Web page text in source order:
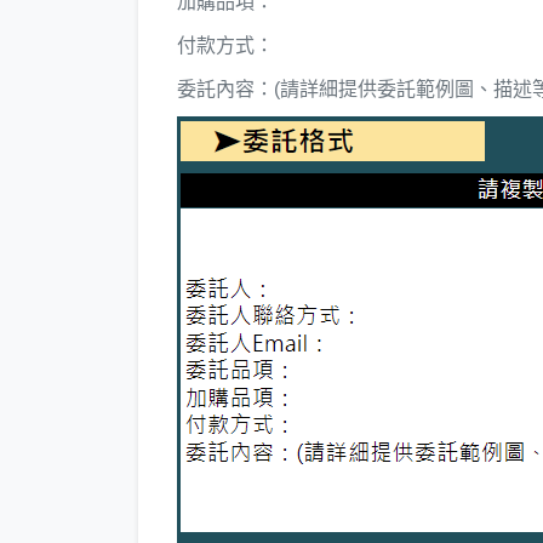
付款方式：
委託內容：(請詳細提供委託範例圖、描述